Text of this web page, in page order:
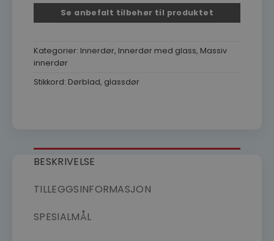
Se anbefalt tilbehør til produktet
Kategorier: Innerdør, Innerdør med glass, Massiv
innerdør
Stikkord: Dørblad, glassdør
BESKRIVELSE
TILLEGGSINFORMASJON
SPESIALMÅL